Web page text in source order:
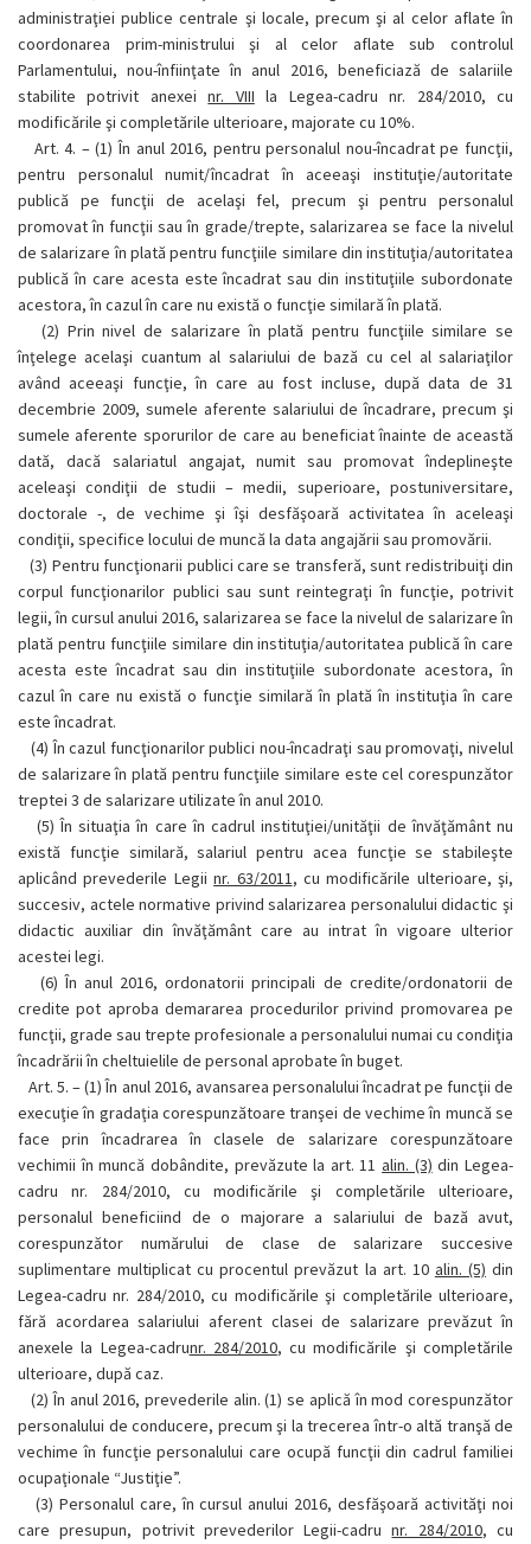
administraţiei publice centrale şi locale, precum şi al celor aflate în
coordonarea prim-ministrului şi al celor aflate sub controlul
Parlamentului, nou-înfiinţate în anul 2016, beneficiază de salariile
stabilite potrivit anexeinr. VIII la Legea-cadru nr. 284/2010, cu
modificările şi completările ulterioare, majorate cu 10%.
Art. 4. – (1) În anul 2016, pentru personalul nou-încadrat pe funcţii,
pentru personalul numit/încadrat în aceeaşi instituţie/autoritate
publică pe funcţii de acelaşi fel, precum şi pentru personalul
promovat în funcţii sau în grade/trepte, salarizarea se face la nivelul
de salarizare în plată pentru funcţiile similare din instituţia/autoritatea
publică în care acesta este încadrat sau din instituţiile subordonate
acestora, în cazul în care nu există o funcţie similară în plată.
(2) Prin nivel de salarizare în plată pentru funcţiile similare se
înţelege acelaşi cuantum al salariului de bază cu cel al salariaţilor
având aceeaşi funcţie, în care au fost incluse, după data de 31
decembrie 2009, sumele aferente salariului de încadrare, precum şi
sumele aferente sporurilor de care au beneficiat înainte de această
dată, dacă salariatul angajat, numit sau promovat îndeplineşte
aceleaşi condiţii de studii – medii, superioare, postuniversitare,
doctorale -, de vechime şi îşi desfăşoară activitatea în aceleaşi
condiţii, specifice locului de muncă la data angajării sau promovării.
(3) Pentru funcţionarii publici care se transferă, sunt redistribuiţi din
corpul funcţionarilor publici sau sunt reintegraţi în funcţie, potrivit
legii, în cursul anului 2016, salarizarea se face la nivelul de salarizare în
plată pentru funcţiile similare din instituţia/autoritatea publică în care
acesta este încadrat sau din instituţiile subordonate acestora, în
cazul în care nu există o funcţie similară în plată în instituţia în care
este încadrat.
(4) În cazul funcţionarilor publici nou-încadraţi sau promovaţi, nivelul
de salarizare în plată pentru funcţiile similare este cel corespunzător
treptei 3 de salarizare utilizate în anul 2010.
(5) În situaţia în care în cadrul instituţiei/unităţii de învăţământ nu
există funcţie similară, salariul pentru acea funcţie se stabileşte
aplicând prevederile Legiinr. 63/2011, cu modificările ulterioare, şi,
succesiv, actele normative privind salarizarea personalului didactic şi
didactic auxiliar din învăţământ care au intrat în vigoare ulterior
acestei legi.
(6) În anul 2016, ordonatorii principali de credite/ordonatorii de
credite pot aproba demararea procedurilor privind promovarea pe
funcţii, grade sau trepte profesionale a personalului numai cu condiţia
încadrării în cheltuielile de personal aprobate în buget.
Art. 5. –(1)În anul 2016, avansarea personalului încadrat pe funcţii de
execuţie în gradaţia corespunzătoare tranşei de vechime în muncă se
face prin încadrarea în clasele de salarizare corespunzătoare
vechimii în muncă dobândite, prevăzute la art. 11alin. (3) din Legea-
cadru nr. 284/2010, cu modificările şi completările ulterioare,
personalul beneficiind de o majorare a salariului de bază avut,
corespunzător numărului de clase de salarizare succesive
suplimentare multiplicat cu procentul prevăzut la art. 10 alin. (5) din
Legea-cadru nr. 284/2010, cu modificările şi completările ulterioare,
fără acordarea salariului aferent clasei de salarizare prevăzut în
anexele la Legea-cadrunr. 284/2010, cu modificările şi completările
ulterioare, după caz.
(2) În anul 2016, prevederile alin. (1) se aplică în mod corespunzător
personalului de conducere, precum şi la trecerea într-o altă tranşă de
vechime în funcţie personalului care ocupă funcţii din cadrul familiei
ocupaţionale “Justiţie”.
(3) Personalul care, în cursul anului 2016, desfăşoară activităţi noi
care presupun, potrivit prevederilor Legii-cadrunr. 284/2010, cu